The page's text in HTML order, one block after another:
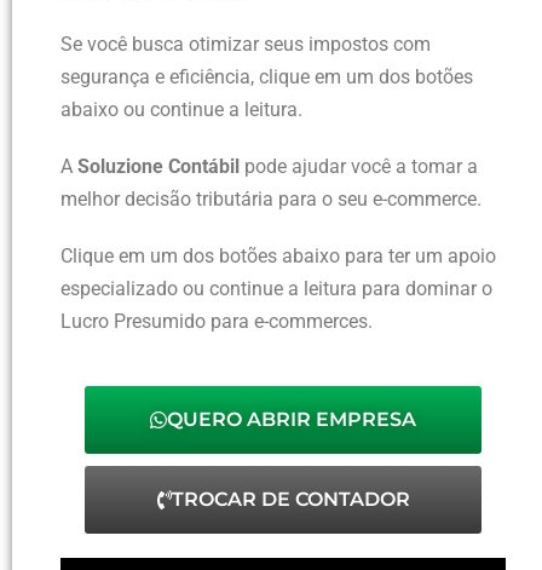
Se você busca otimizar seus impostos com
segurança e eficiência, clique em um dos botões
abaixo ou continue a leitura.
A Soluzione Contábil pode ajudar você a tomar a
melhor decisão tributária para o seu e-commerce.
Clique em um dos botões abaixo para ter um apoio
especializado ou continue a leitura para dominar o
Lucro Presumido para e-commerces.
QUERO ABRIR EMPRESA
TROCAR DE CONTADOR